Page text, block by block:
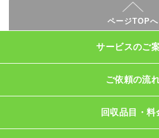
ページTOPへ
サービスのご
ご依頼の流
回収品目・料